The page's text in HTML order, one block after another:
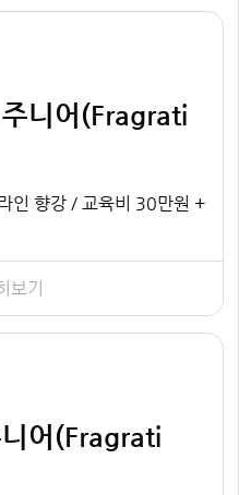
니어(Fragrati
인 향강 / 교육비 30만원 +
보기
어(Fragrati